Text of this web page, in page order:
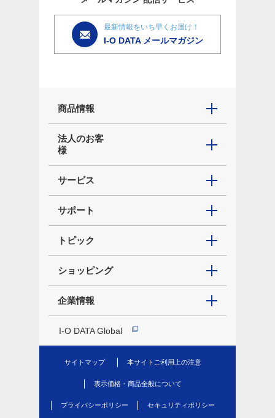
最新情報をいち早くお届け！
I-O DATA メールマガジン
商品情報
法人のお客
様
サービス
サポート
トピック
ショッピング
企業情報
I-O DATA Global
サイトマップ 本サイトご利用上の注意
表示価格・商品全般について
プライバシーポリシー セキュリティポリシー